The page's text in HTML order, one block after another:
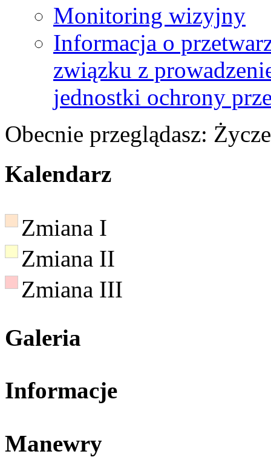
Monitoring wizyjny
Informacja o
związku z
jednostki ochrony
Obecnie przeglądasz:
Kalendarz
Zmiana I
Zmiana II
Zmiana III
Galeria
Informacje
Manewry